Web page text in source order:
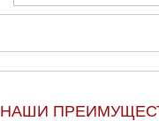
НАШИ